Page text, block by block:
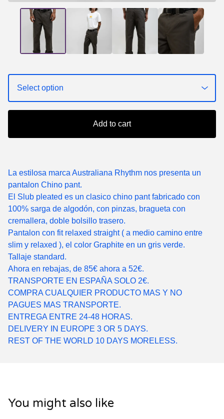
Add to cart
La estilosa marca Australiana Rhythm nos presenta un
pantalon Chino pant.
El Slub pleated es un clasico chino pant fabricado con
100% sarga de algodón, con pinzas, bragueta con
cremallera, doble bolsillo trasero.
Pantalon con fit relaxed straight ( a medio camino entre
slim y relaxed ), el color Graphite en un gris verde.
Tallaje standard.
Ahora en rebajas, de 85€ ahora a 52€.
TRANSPORTE EN ESPAÑA SOLO 2€.
COMPRA CUALQUIER PRODUCTO MAS Y NO
PAGUES MAS TRANSPORTE.
ENTREGA ENTRE 24-48 HORAS.
DELIVERY IN EUROPE 3 OR 5 DAYS.
REST OF THE WORLD 10 DAYS MORELESS.
You might also like